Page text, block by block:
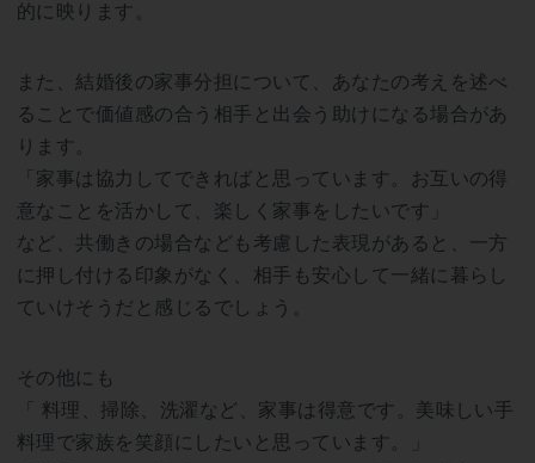
的に映ります。
また、結婚後の家事分担について、あなたの考えを述べ
ることで価値感の合う相手と出会う助けになる場合があ
ります。
「家事は協力してできればと思っています。お互いの得
意なことを活かして、楽しく家事をしたいです」
など、共働きの場合なども考慮した表現があると、一方
に押し付ける印象がなく、相手も安心して一緒に暮らし
ていけそうだと感じるでしょう。
その他にも
「 料理、掃除、洗濯など、家事は得意です。美味しい手
料理で家族を笑顔にしたいと思っています。」